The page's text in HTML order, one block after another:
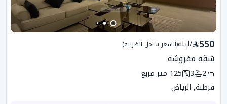
550
/ليلة(السعر شامل الضريبه)
شقه مفروشه
2
3
125 متر مربع
قرطبة, الرياض